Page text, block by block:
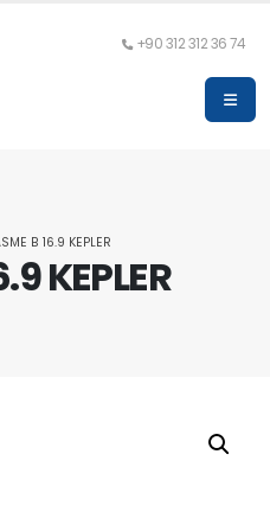
+90 312 312 36 74
KEPLER
B 16.9 KEPLER